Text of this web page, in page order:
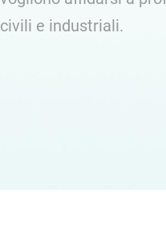
civili e industriali.